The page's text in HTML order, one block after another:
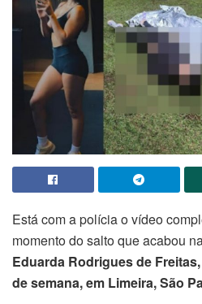
Está com a polícia o vídeo
momento do salto que acabou
Eduarda Rodrigues de
de semana, em Limeira, São